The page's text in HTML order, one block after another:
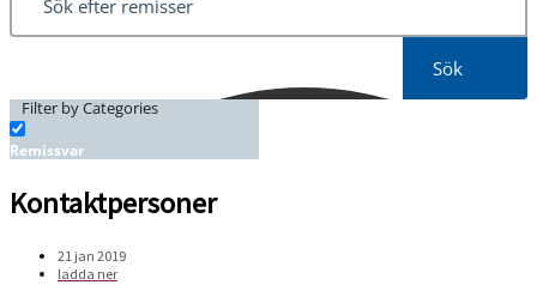
Sök
Filter by Categories
Remissvar
Kontaktpersoner
21 jan 2019
ladda ner